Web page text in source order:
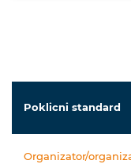
Poklicni standard
Organizator/